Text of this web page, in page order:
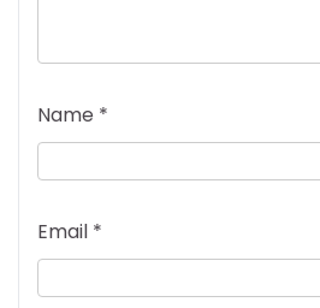
Name *
Email *